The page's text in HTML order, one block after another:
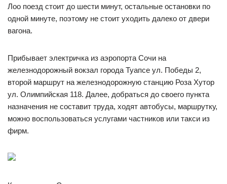
Лоо поезд стоит до шести минут, остальные остановки по
одной минуте, поэтому не стоит уходить далеко от двери
вагона.
Прибывает электричка из аэропорта Сочи на
железнодорожный вокзал города Туапсе ул. Победы 2,
второй маршрут на железнодорожную станцию Роза Хутор
ул. Олимпийская 118. Далее, добраться до своего пункта
назначения не составит труда, ходят автобусы, маршрутку,
можно воспользоваться услугами частников или такси из
фирм.